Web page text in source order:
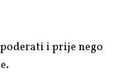
i prije nego